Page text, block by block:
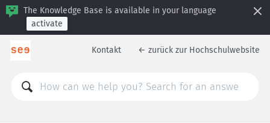
The Knowledge Base is available in your language
activate
Kontakt ← zurück zur Hochschulwebsite